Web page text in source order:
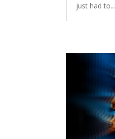
just had to...